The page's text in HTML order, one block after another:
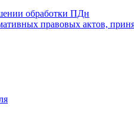
обработки ПДн
правовых актов,